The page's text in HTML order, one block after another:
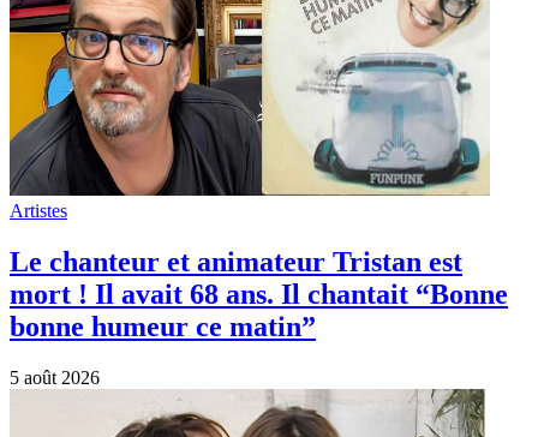
Artistes
Le chanteur et animateur Tristan est
mort ! Il avait 68 ans. Il chantait “Bonne
bonne humeur ce matin”
5 août 2026